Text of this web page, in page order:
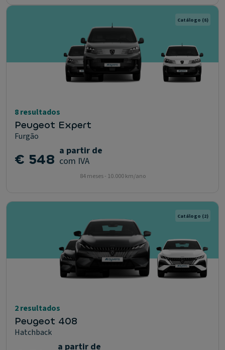
Catálogo (8)
8 resultados
Peugeot Expert
Furgão
€ 548 a partir de
com IVA
84 meses - 10.000 km/ano
Catálogo (2)
2 resultados
Peugeot 408
Hatchback
a partir de